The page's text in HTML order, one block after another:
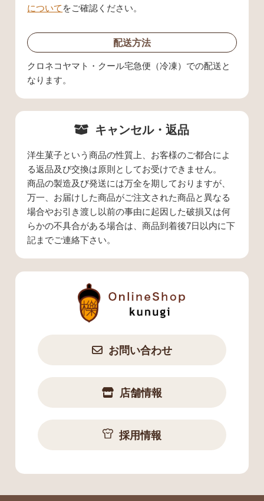
についてをご確認ください。
配送方法
クロネコヤマト・クール宅急便（冷凍）での配送と
なります。
キャンセル・返品
洋生菓子という商品の性質上、お客様のご都合によ
る返品及び交換は原則としてお受けできません。
商品の製造及び発送には万全を期しておりますが、
万一、お届けした商品がご注文された商品と異なる
場合やお引き渡し以前の事由に起因した破損又は何
らかの不具合がある場合は、商品到着後7日以内に下
記までご連絡下さい。
お問い合わせ
店舗情報
採用情報